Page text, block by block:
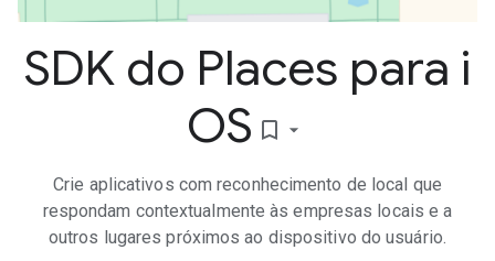
SDK do Places para i
OS bookmark_border
Crie aplicativos com reconhecimento de local que
respondam contextualmente às empresas locais e a
outros lugares próximos ao dispositivo do usuário.